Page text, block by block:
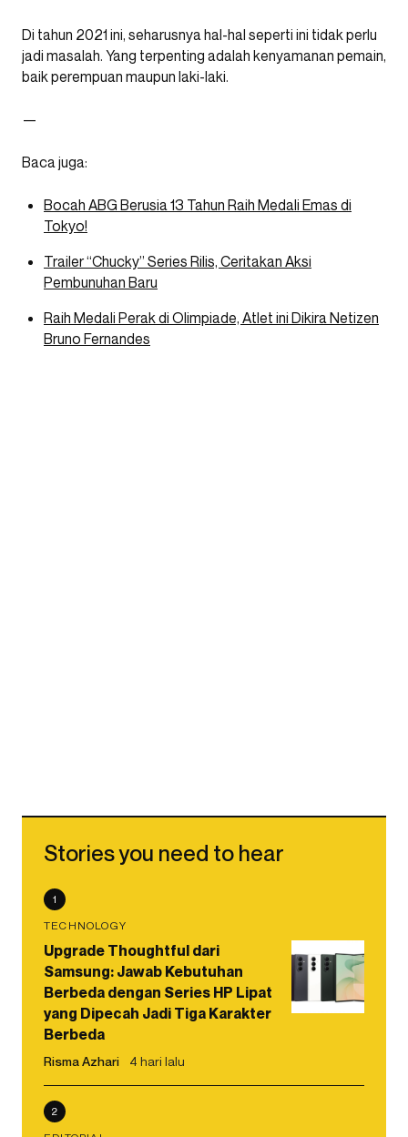
Di tahun 2021 ini, seharusnya hal-hal seperti ini tidak perlu
jadi masalah. Yang terpenting adalah kenyamanan pemain,
baik perempuan maupun laki-laki.
—
Baca juga:
Bocah ABG Berusia 13 Tahun Raih Medali Emas di
Tokyo!
Trailer “Chucky” Series Rilis, Ceritakan Aksi
Pembunuhan Baru
Raih Medali Perak di Olimpiade, Atlet ini Dikira Netizen
Bruno Fernandes
Stories you need to hear
1
TECHNOLOGY
Upgrade Thoughtful dari
Samsung: Jawab Kebutuhan
Berbeda dengan Series HP Lipat
yang Dipecah Jadi Tiga Karakter
Berbeda
Risma Azhari 4 hari lalu
2